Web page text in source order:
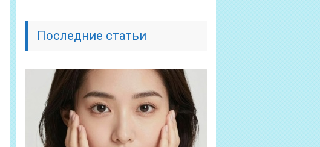
Последние статьи